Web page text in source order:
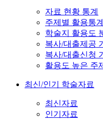
자료 현황 통계
주제별 활용통
학술지 활용도
복사/대출제공
복사/대출신청
활용도 높은 주
최신/인기 학술자료
최신자료
인기자료